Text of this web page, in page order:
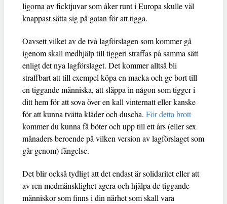
ligorna av ficktjuvar som åker runt i Europa skulle väl
knappast sätta sig på gatan för att tigga.
Oavsett vilket av de två lagförslagen som kommer gå
igenom skall medhjälp till tiggeri straffas på samma sätt
enligt det nya lagförslaget. Det kommer alltså bli
straffbart att till exempel köpa en macka och ge bort till
en tiggande människa, att släppa in någon som tigger i
ditt hem för att sova över en kall vinternatt eller kanske
för att kunna tvätta kläder och duscha. För detta brott
kommer du kunna få böter och upp till ett års (eller sex
månaders beroende på vilken version av lagförslaget som
går genom) fängelse.
Det blir också tydligt att det endast är solidaritet eller att
av ren medmänsklighet agera och hjälpa de tiggande
människor som finns i din närhet som skall vara